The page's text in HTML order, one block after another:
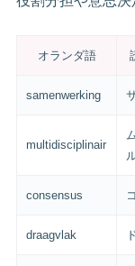
オランダ語
samenwerking
multidisciplinair
consensus
draagvlak